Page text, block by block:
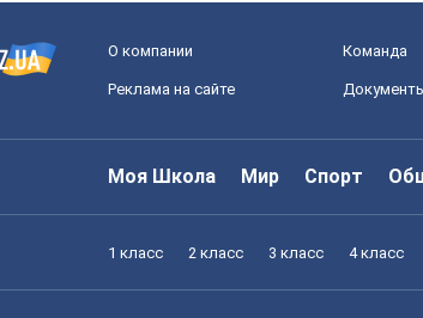
О компании Команда
Реклама на сайте
Моя Школа Мир Спорт
1 класс 2 класс 3 класс 4 класс